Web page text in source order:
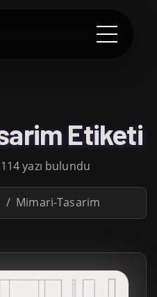
Etiketi
yazı bulundu
Mimari-Tasarim